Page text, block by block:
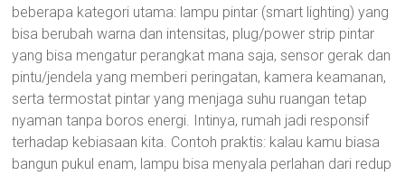
beberapa kategori utama: lampu pintar (smart lighting) yang
bisa berubah warna dan intensitas, plug/power strip pintar
yang bisa mengatur perangkat mana saja, sensor gerak dan
pintu/jendela yang memberi peringatan, kamera keamanan,
serta termostat pintar yang menjaga suhu ruangan tetap
nyaman tanpa boros energi. Intinya, rumah jadi responsif
terhadap kebiasaan kita. Contoh praktis: kalau kamu biasa
bangun pukul enam, lampu bisa menyala perlahan dari redup